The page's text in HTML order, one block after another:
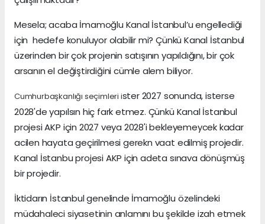
Mesela; acaba İmamoğlu Kanal İstanbul’u engellediği
için hedefe konuluyor olabilir mi? Çünkü Kanal İstanbul
üzerinden bir çok projenin satışının yapıldığını, bir çok
arsanın el değiştirdiğini cümle alem biliyor.
Cumhurbaşkanlığı seçimleri ister 2027 sonunda, isterse
2028'de yapılsın hiç fark etmez. Çünkü Kanal İstanbul
projesi AKP için 2027 veya 2028'i bekleyemeycek kadar
acilen hayata geçirilmesi gerekn vaat edilmiş projedir.
Kanal İstanbu projesi AKP için adeta sınava dönüşmüş
bir projedir.
İktidarın İstanbul genelinde İmamoğlu özelindeki
müdahaleci siyasetinin anlamını bu şekilde izah etmek